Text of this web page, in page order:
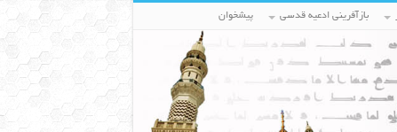
بازآفرینی ادعیه قدسی پیشخوان